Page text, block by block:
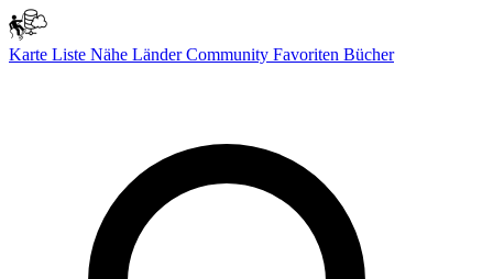
Karte Liste Nähe LänderCommunity Favoriten Bücher